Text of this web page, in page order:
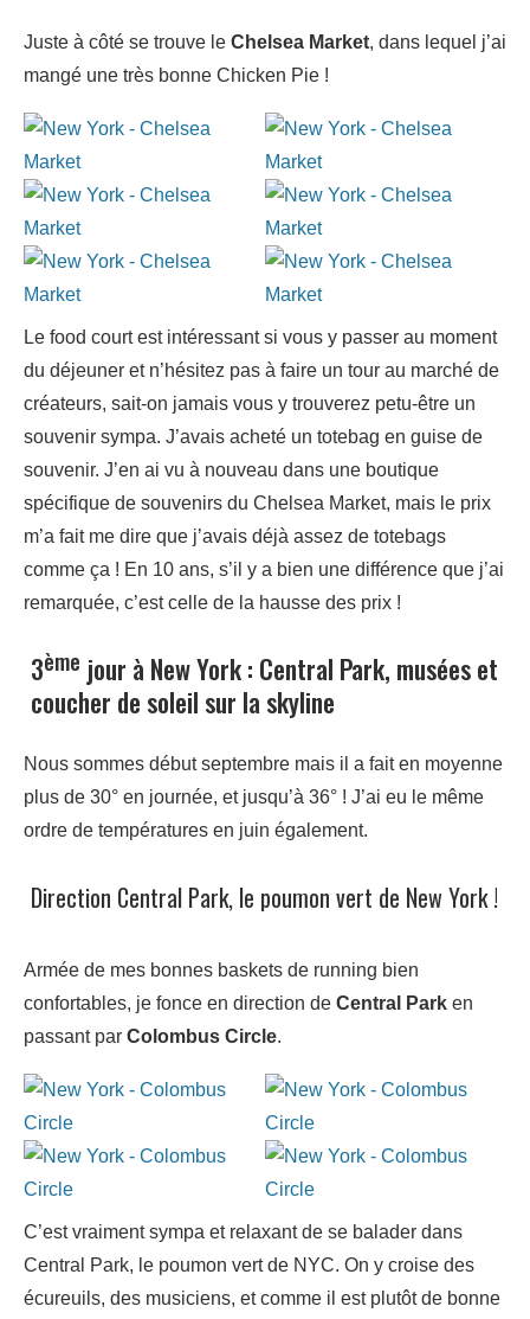
Juste à côté se trouve le Chelsea Market, dans lequel j’ai
mangé une très bonne Chicken Pie !
Le food court est intéressant si vous y passer au moment
du déjeuner et n’hésitez pas à faire un tour au marché de
créateurs, sait-on jamais vous y trouverez petu-être un
souvenir sympa. J’avais acheté un totebag en guise de
souvenir. J’en ai vu à nouveau dans une boutique
spécifique de souvenirs du Chelsea Market, mais le prix
m’a fait me dire que j’avais déjà assez de totebags
comme ça ! En 10 ans, s’il y a bien une différence que j’ai
remarquée, c’est celle de la hausse des prix !
3ème jour à New York : Central Park, musées et
coucher de soleil sur la skyline
Nous sommes début septembre mais il a fait en moyenne
plus de 30° en journée, et jusqu’à 36° ! J’ai eu le même
ordre de températures en juin également.
Direction Central Park, le poumon vert de New York !
Armée de mes bonnes baskets de running bien
confortables, je fonce en direction de Central Park en
passant par Colombus Circle.
C’est vraiment sympa et relaxant de se balader dans
Central Park, le poumon vert de NYC. On y croise des
écureuils, des musiciens, et comme il est plutôt de bonne